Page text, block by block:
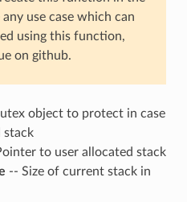
use case which can
using this function,
on github.
object to protect in case
stack
to user allocated stack
-- Size of current stack in